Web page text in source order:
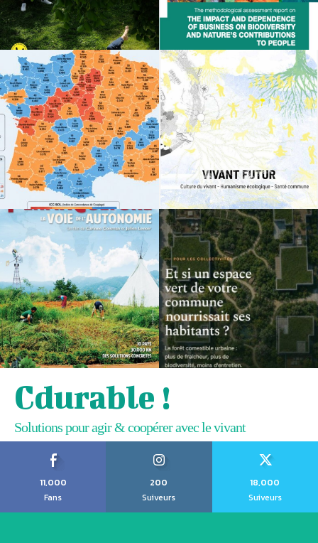
Cdurable !
Solutions pour agir & coopérer avec le vivant
11,000
Fans
200
Suiveurs
18,000
Suiveurs